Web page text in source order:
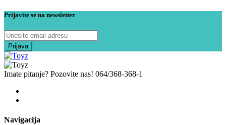
Prijavite se na newsletter
Imate pitanje? Pozovite nas! 064/368-368-1
Navigacija